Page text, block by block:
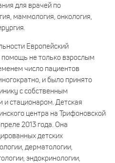
для врачей по
маммология, онкология,
Европейский
не только взрослым
число пациентов
и было принято
с собственным
и стационаром. Детская
центра на Трифоновской
2013 года. Она
детских
дерматологии,
эндокринологии,